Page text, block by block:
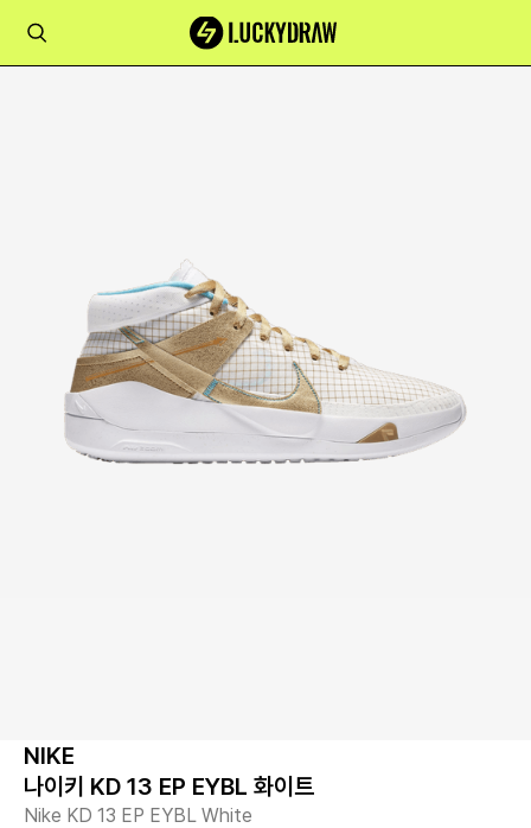
NIKE
나이키 KD 13 EP EYBL 화이트
Nike KD 13 EP EYBL White